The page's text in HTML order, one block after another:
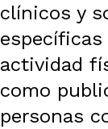
clínicos y
actividad
como
personas